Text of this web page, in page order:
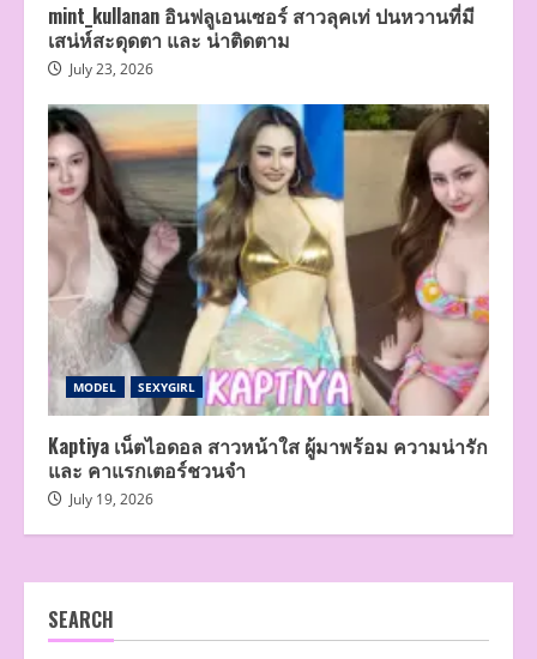
mint_kullanan อินฟลูเอนเซอร์ สาวลุคเท่ ปนหวานที่มี
เสน่ห์สะดุดตา และ น่าติดตาม
July 23, 2026
MODEL SEXYGIRL
Kaptiya เน็ตไอดอล สาวหน้าใส ผู้มาพร้อม ความน่ารัก
และ คาแรกเตอร์ชวนจำ
July 19, 2026
SEARCH